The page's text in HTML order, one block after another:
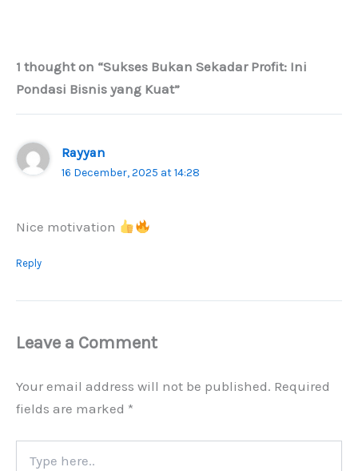
1 thought on “Sukses Bukan Sekadar Profit: Ini
Pondasi Bisnis yang Kuat”
Rayyan
16 December, 2025 at 14:28
Nice motivation
Reply
Leave a Comment
Your email address will not be published. Required
fields are marked *
here..